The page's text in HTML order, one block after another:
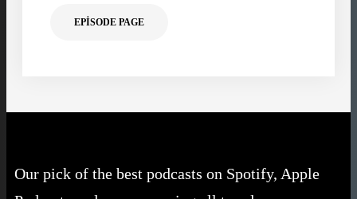
EPISODE PAGE
Our pick of the best podcasts on Spotify, Apple